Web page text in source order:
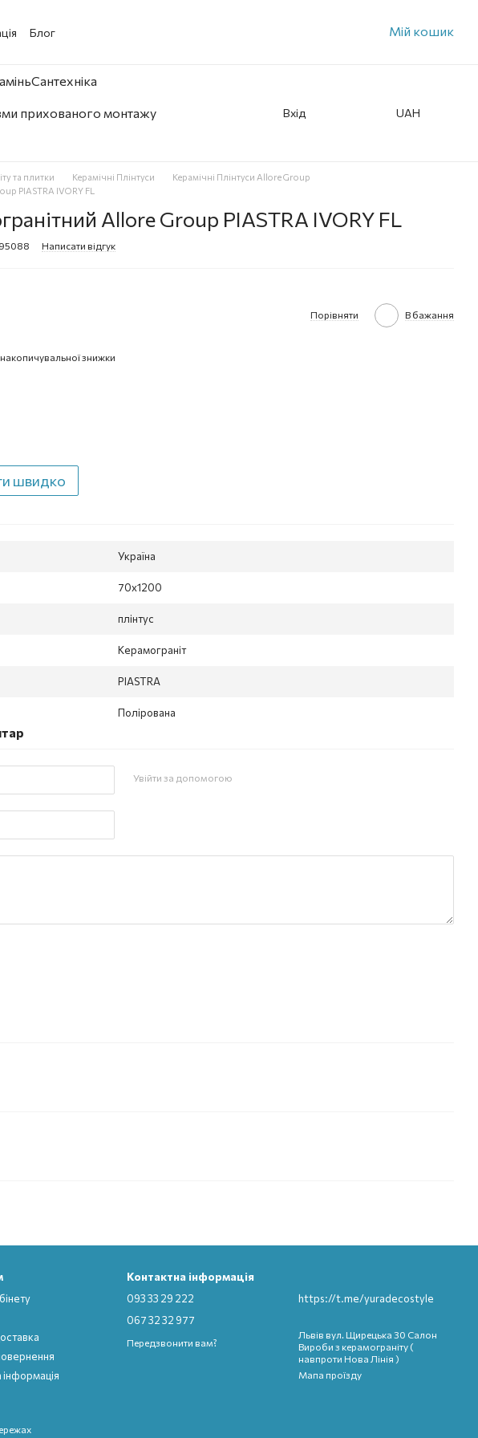
Блог Мій кошик
Сантехніка
прихованого монтажу Вхід UAH
та плитки Керамічні Плінтуси
Керамічні Плінтуси Allore Group
PIASTRA IVORY FL
Allore Group PIASTRA IVORY FL
Написати відгук
Порівняти В бажання
знижки
швидко
Україна
70x1200
плінтус
Керамограніт
PIASTRA
Полірована
Увійти за допомогою
інформація
Контактна інформація
093 33 29 222
067 32 32 977
Передзвонити вам?
https://t.me/yuradecostyle
Львів вул. Щирецька 30 Салон
Вироби з керамограніту (
навпроти Нова Лінія )
Мапа проїзду